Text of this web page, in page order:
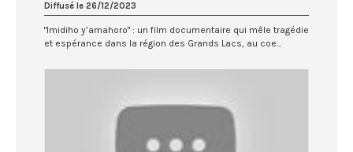
Diffusé le 26/12/2023
"Imidiho y’amahoro" : un film documentaire qui mêle tragédie
et espérance dans la région des Grands Lacs, au coe...